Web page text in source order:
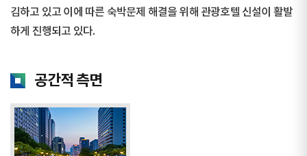
김하고 있고 이에 따른 숙박문제 해결을 위해 관광호텔 신설이 활발
하게 진행되고 있다.
공간적 측면